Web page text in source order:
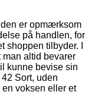
er opmærksom
på handlen, for
tilbyder. I
altid bevarer
kunne bevise sin
Sort, uden
voksen eller et